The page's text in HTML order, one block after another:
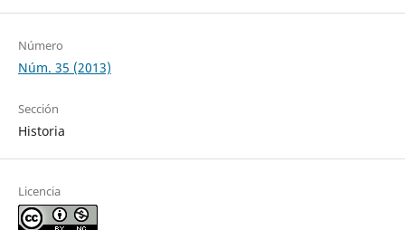
Número
Núm. 35 (2013)
Sección
Historia
Licencia